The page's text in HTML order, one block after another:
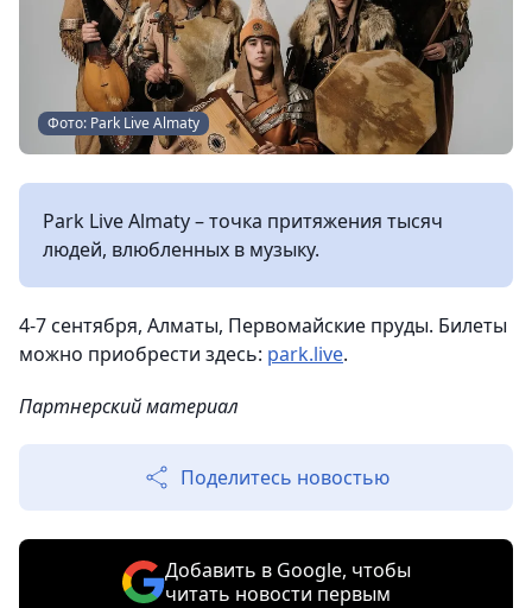
Фото: Park Live Almaty
Park Live Almaty – точка притяжения тысяч
людей, влюбленных в музыку.
4-7 сентября, Алматы, Первомайские пруды. Билеты
можно приобрести здесь: park.live.
Партнерский материал
Поделитесь новостью
Добавить в Google, чтобы
читать новости первым